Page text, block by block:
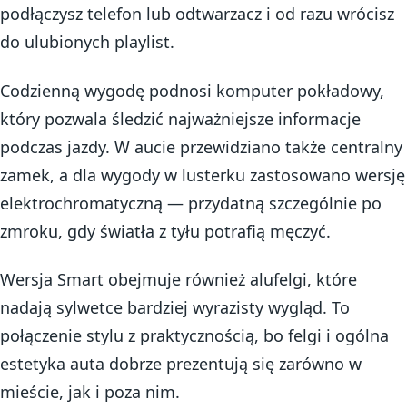
podłączysz telefon lub odtwarzacz i od razu wrócisz
do ulubionych playlist.
Codzienną wygodę podnosi komputer pokładowy,
który pozwala śledzić najważniejsze informacje
podczas jazdy. W aucie przewidziano także centralny
zamek, a dla wygody w lusterku zastosowano wersję
elektrochromatyczną — przydatną szczególnie po
zmroku, gdy światła z tyłu potrafią męczyć.
Wersja Smart obejmuje również alufelgi, które
nadają sylwetce bardziej wyrazisty wygląd. To
połączenie stylu z praktycznością, bo felgi i ogólna
estetyka auta dobrze prezentują się zarówno w
mieście, jak i poza nim.